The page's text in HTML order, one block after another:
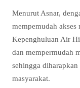
Menurut Asnar,
mempemudah
Kepenghuluan Air
dan mempermudah
sehingga
masyarakat.